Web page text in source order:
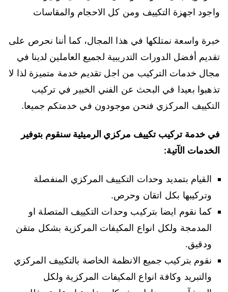
واجود اجهزة التكييف ومن كل الاحجام والمقاسات
خبرة واسعة نمتلكها في هذا المجال، كما أننا نحرص على
تقديم أفضل الدورات التدريبية لجميع العاملين لدينا في
مجال خدمات التركيب من اجل تقديم خدمة متميزة لذا لا
تذهبوا بعيدا في البحث عن الفني الخبير في تركيب
التكييف المركزي فنحن موجودون في خدمتكم جميعا.
في خدمة تركيب تكييف مركزي الرميثية سنقوم بتوفير
الخدمات الآتية:
القيام بتمديد وحدات التكييف المركزي المنفصلة
وتركيبها بكل اتقان وحرص.
كما نقوم ايضا بتركيب وحدات التكييف المتصلة او
المدمجة ولكل انواع المكيفات المركزية بشكل متقن
ودقيق.
نقوم بتركيب جميع الانظمة الخاصة بالتكييف المركزي
والتبريد وكافة انواع المكيفات المركزية ولكل